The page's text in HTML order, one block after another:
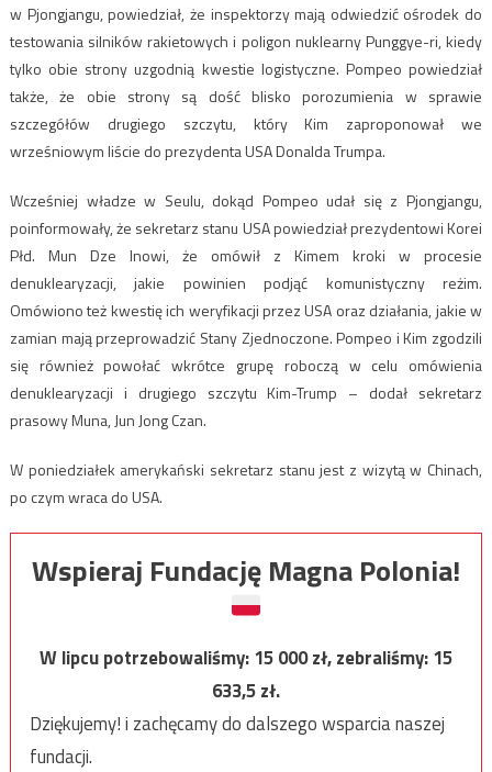
w Pjongjangu, powiedział, że inspektorzy mają odwiedzić ośrodek do
testowania silników rakietowych i poligon nuklearny Punggye-ri, kiedy
tylko obie strony uzgodnią kwestie logistyczne. Pompeo powiedział
także, że obie strony są dość blisko porozumienia w sprawie
szczegółów drugiego szczytu, który Kim zaproponował we
wrześniowym liście do prezydenta USA Donalda Trumpa.
Wcześniej władze w Seulu, dokąd Pompeo udał się z Pjongjangu,
poinformowały, że sekretarz stanu USA powiedział prezydentowi Korei
Płd. Mun Dze Inowi, że omówił z Kimem kroki w procesie
denuklearyzacji, jakie powinien podjąć komunistyczny reżim.
Omówiono też kwestię ich weryfikacji przez USA oraz działania, jakie w
zamian mają przeprowadzić Stany Zjednoczone. Pompeo i Kim zgodzili
się również powołać wkrótce grupę roboczą w celu omówienia
denuklearyzacji i drugiego szczytu Kim-Trump – dodał sekretarz
prasowy Muna, Jun Jong Czan.
W poniedziałek amerykański sekretarz stanu jest z wizytą w Chinach,
po czym wraca do USA.
Wspieraj Fundację Magna Polonia!
W lipcu potrzebowaliśmy:15 000zł, zebraliśmy:15
633,5zł.
Dziękujemy! i zachęcamy do dalszego wsparcia naszej
fundacji.